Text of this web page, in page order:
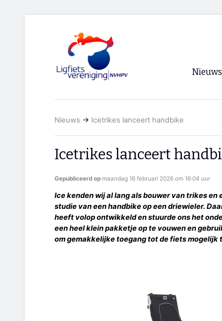
Nieuws
RSS
Nieuws → Icetrikes lanceert handbike
Icetrikes lanceert
Gepubliceerd op maandag 16 februari 2026 om 16:04 uur
Ice kenden wij al lang als bouwer van trikes
studie van een handbike op een driewieler.
heeft volop ontwikkeld en stuurde ons het
een heel klein pakketje op te vouwen en
om gemakkelijke toegang tot de fiets mogelijk